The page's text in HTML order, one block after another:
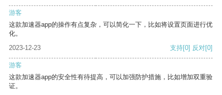
游客
这款加速器app的操作有点复杂，可以简化一下，比如将设置页面进行优
化。
2023-12-23
支持[0] 反对[0]
游客
这款加速器app的安全性有待提高，可以加强防护措施，比如增加双重验
证。